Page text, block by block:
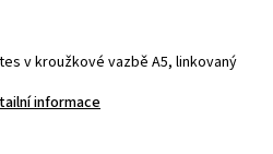
v kroužkové vazbě A5, linkovaný
informace